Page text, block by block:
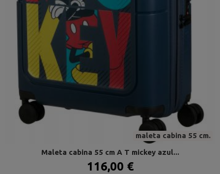
maleta cabina 55 cm.
Maleta cabina 55 cm A T mickey azul...
116,00 €